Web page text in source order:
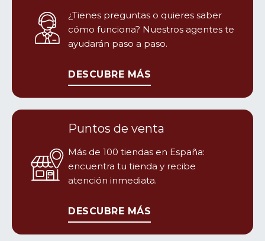
Horario hoy: 09:00-20:00
Calle de la Feria, 50
02005 Albacete (Albacete), ES
Horario hoy: 10:00-14:00
Oro Caja
26003 Logroño (La Rioja), ES
Horario hoy: 09:30-14:30
¿Tienes preguntas o quieres saber
cómo funciona? Nuestros agentes te
ayudarán paso a paso.
DESCUBRE MÁS
Puntos de venta
Más de 100 tiendas en España:
encuentra tu tienda y recibe
atención inmediata.
DESCUBRE MÁS